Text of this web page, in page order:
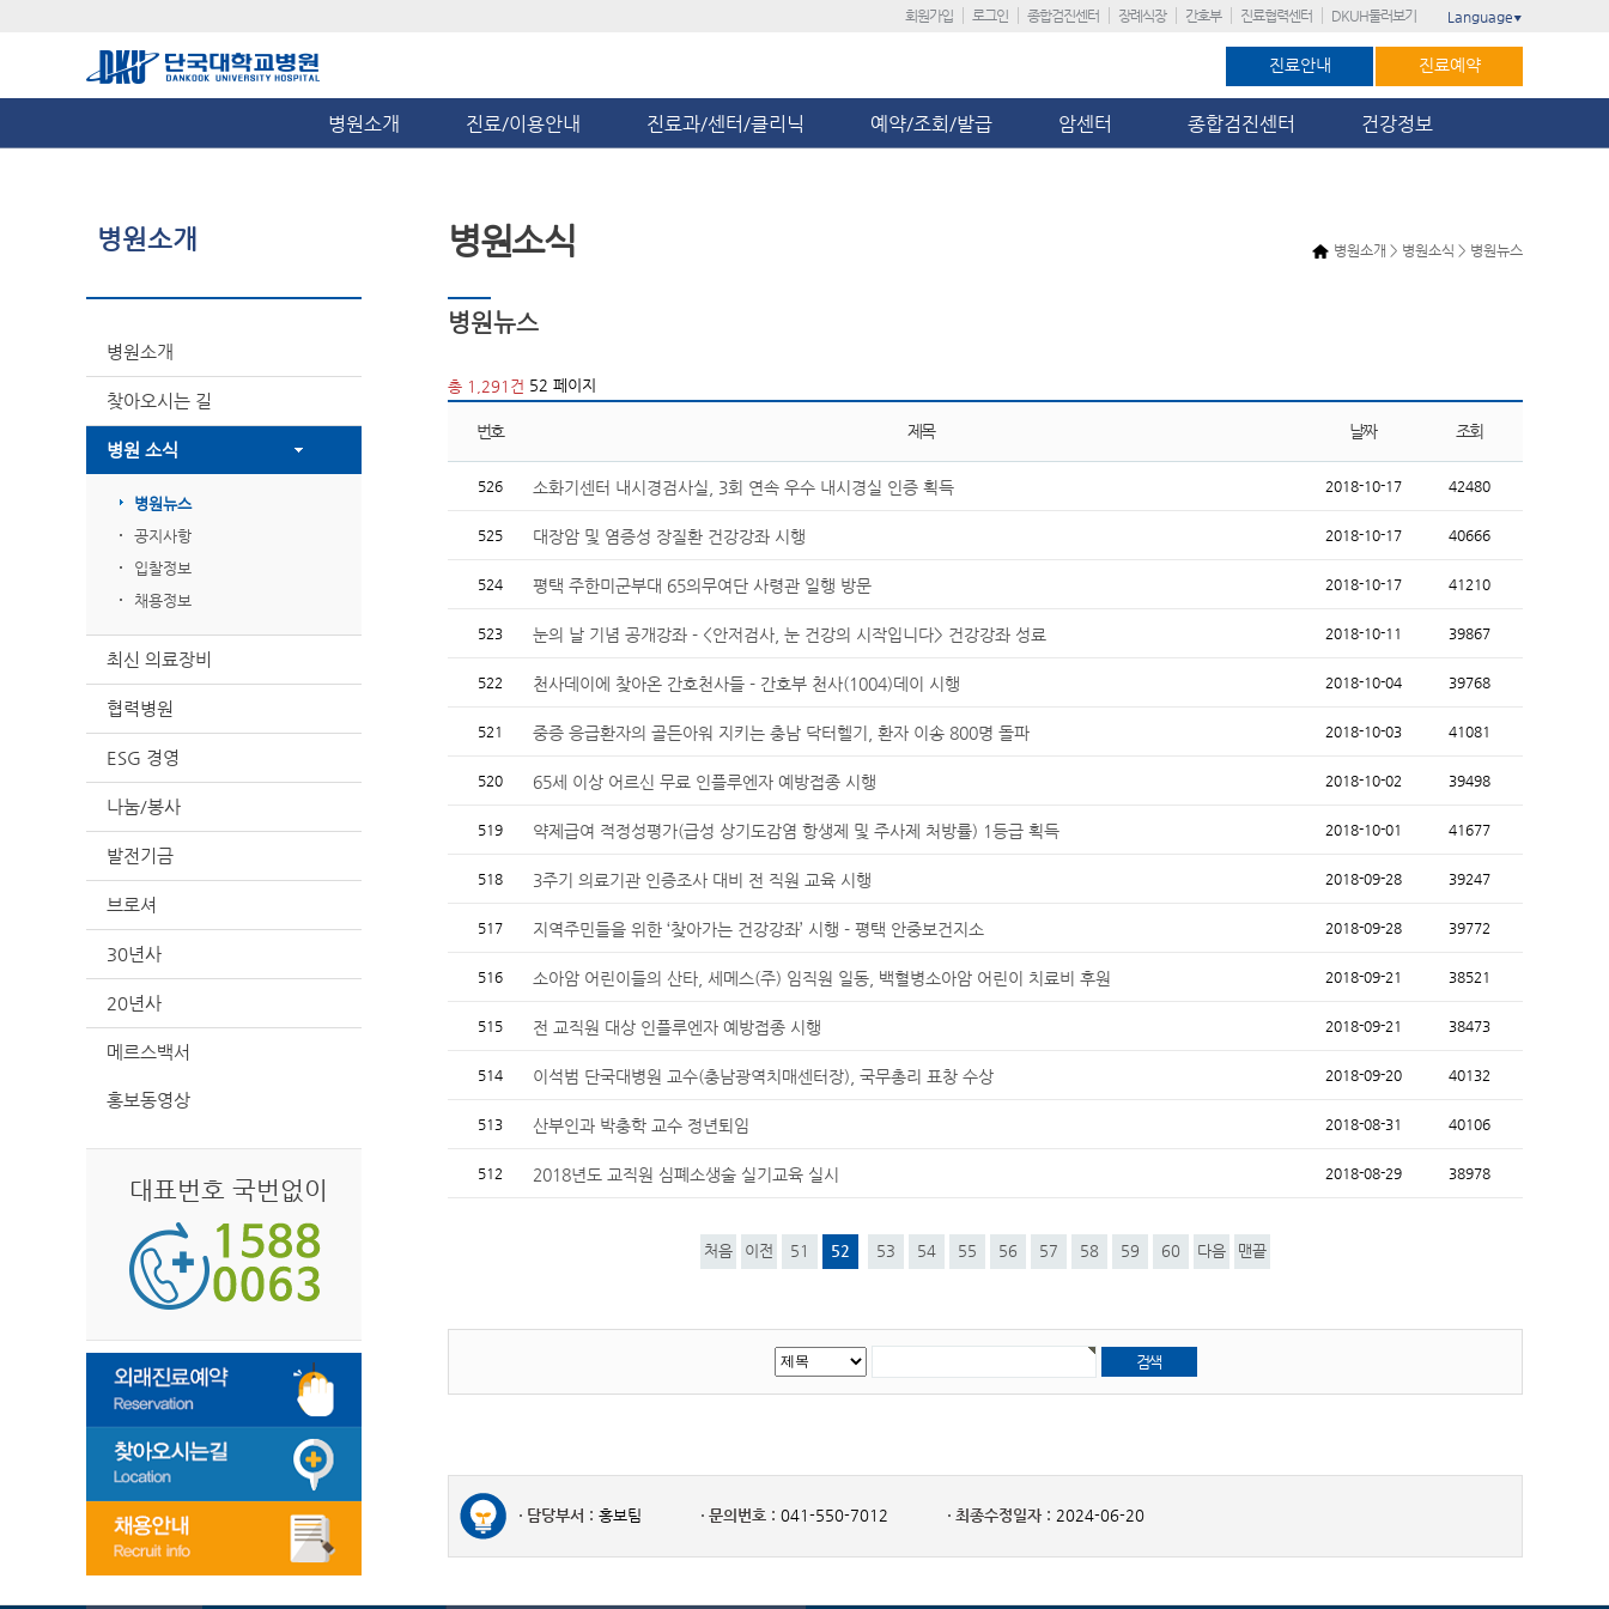
회원가입 로그인 종합검진센터 장례식장 간호부 진료협력센터 DKUH둘러보기 Language ▼
진료안내 진료예약
병원소개 진료/이용안내 진료과/센터/클리닉 예약/조회/발급 암센터 종합검진센터 건강정보
병원소개
병원소개
찾아오시는 길
병원 소식
병원뉴스
공지사항
입찰정보
채용정보
최신 의료장비
협력병원
ESG 경영
나눔/봉사
발전기금
브로셔
30년사
20년사
메르스백서
홍보동영상
대표번호 국번없이
병원소개 > 병원소식 > 병원뉴스
병원소식
병원뉴스
총 1,291건 52 페이지
번호 제목 날짜 조회
526 소화기센터 내시경검사실, 3회 연속 우수 내시경실 인증 획득 2018-10-17 42480
525 대장암 및 염증성 장질환 건강강좌 시행 2018-10-17 40666
524 평택 주한미군부대 65의무여단 사령관 일행 방문 2018-10-17 41210
523 눈의 날 기념 공개강좌 - <안저검사, 눈 건강의 시작입니다> 건강강좌 성료 2018-10-11 39867
522 천사데이에 찾아온 간호천사들 - 간호부 천사(1004)데이 시행 2018-10-04 39768
521 중증 응급환자의 골든아워 지키는 충남 닥터헬기, 환자 이송 800명 돌파 2018-10-03 41081
520 65세 이상 어르신 무료 인플루엔자 예방접종 시행 2018-10-02 39498
519 약제급여 적정성평가(급성 상기도감염 항생제 및 주사제 처방률) 1등급 획득 2018-10-01 41677
518 3주기 의료기관 인증조사 대비 전 직원 교육 시행 2018-09-28 39247
517 지역주민들을 위한 ‘찾아가는 건강강좌’ 시행 - 평택 안중보건지소 2018-09-28 39772
516 소아암 어린이들의 산타, 세메스(주) 임직원 일동, 백혈병소아암 어린이 치료비 후원 2018-09-21 38521
515 전 교직원 대상 인플루엔자 예방접종 시행 2018-09-21 38473
514 이석범 단국대병원 교수(충남광역치매센터장), 국무총리 표창 수상 2018-09-20 40132
513 산부인과 박충학 교수 정년퇴임 2018-08-31 40106
512 2018년도 교직원 심폐소생술 실기교육 실시 2018-08-29 38978
처음 이전 51 52 53 54 55 56 57 58 59 60 다음 맨끝
담당부서 : 홍보팀 문의번호 : 041-550-7012 최종수정일자 : 2024-06-20